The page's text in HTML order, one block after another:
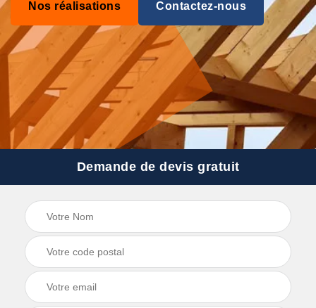
Nos réalisations Contactez-nous
Demande de devis gratuit